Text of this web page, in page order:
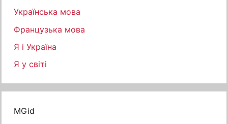
Українська мова
Французька мова
Я і Україна
Я у світі
MGid